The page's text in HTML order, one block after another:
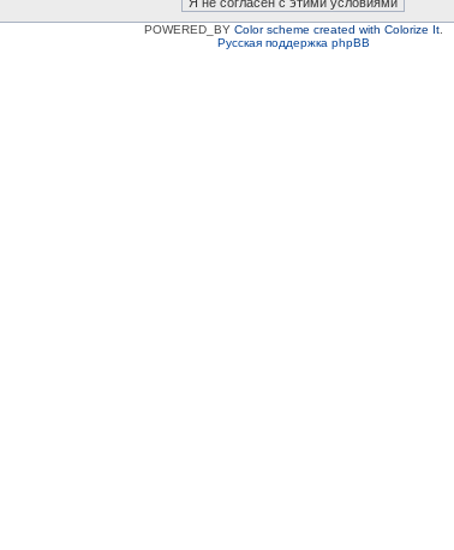
POWERED_BY Color scheme created with Colorize It.
Русская поддержка phpBB